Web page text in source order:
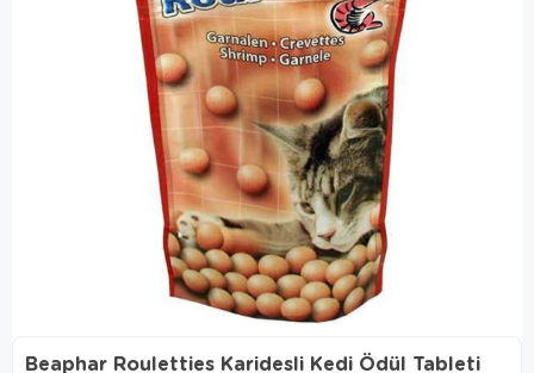
Beaphar Rouletties Karidesli Kedi Ödül Tableti